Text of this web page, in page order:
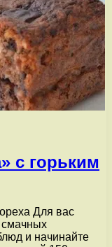
с горьким
Для вас
смачных
и начинайте